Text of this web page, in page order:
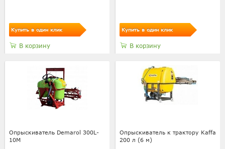
Купить в один клик
В корзину
Купить в один клик
В корзину
Опрыскиватель Demarol 300L-
10M
Опрыскиватель к трактору Kaffa
200 л (6 м)